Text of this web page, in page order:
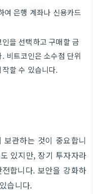
여 은행 계좌나 신용카드
을 선택하고 구매할 금
비트코인은 소수점 단위
할 수 있습니다.
관하는 것이 중요합니
있지만, 장기 투자자라
합니다. 보안을 강화하
습니다.